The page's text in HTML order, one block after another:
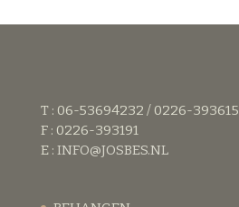
T : 06-53694232 / 0226-393615
F : 0226-393191
E : INFO@JOSBES.NL